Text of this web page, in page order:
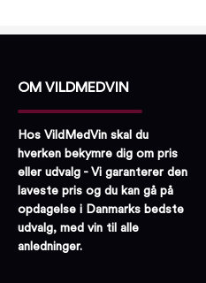
OM VILDMEDVIN
Hos VildMedVin skal du
hverken bekymre dig om pris
eller udvalg - Vi garanterer den
laveste pris og du kan gå på
opdagelse i Danmarks bedste
udvalg, med vin til alle
anledninger.